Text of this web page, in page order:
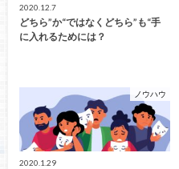
2020.12.7
どちら”か“ではなくどちら”も“手
に入れるためには？
ノウハウ
2020.1.29